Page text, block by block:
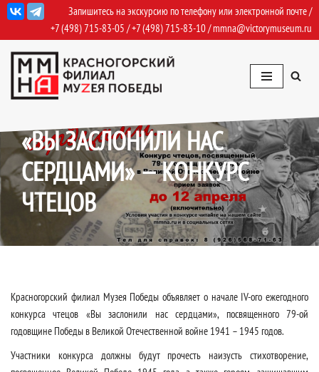
Перейти
к
содержимому
Запишитесь на экскурсию по телефону или электронной почте /
+7 (498) 715-83-05 /+7 (498) 715-83-10/mmna@victorymuseum.ru
05.03.2024
«ВЫ ЗАСЛОНИЛИ НАС
СЕРДЦАМИ» — КОНКУРС
ЧТЕЦОВ
Красногорский филиал Музея Победы объявляет о начале IV-ого ежегодного
конкурса чтецов «Вы заслонили нас сердцами», посвященного 79-ой
годовщине Победы в Великой Отечественной войне 1941 – 1945 годов.
Участники конкурса должны будут прочесть наизусть стихотворение,